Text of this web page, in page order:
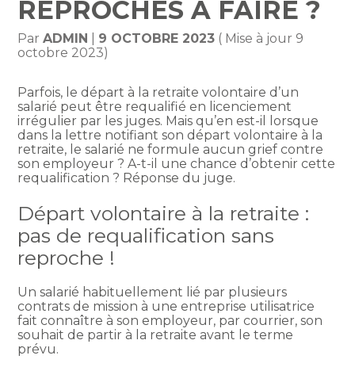
REPROCHES À FAIRE ?
ParADMIN 9 OCTOBRE 2023 ( Mise à jour 9
octobre 2023)
Parfois, le départ à la retraite volontaire d’un
salarié peut être requalifié en licenciement
irrégulier par les juges. Mais qu’en est-il lorsque
dans la lettre notifiant son départ volontaire à la
retraite, le salarié ne formule aucun grief contre
son employeur ? A-t-il une chance d’obtenir cette
requalification ? Réponse du juge.
Départ volontaire à la retraite :
pas de requalification sans
reproche !
Un salarié habituellement lié par plusieurs
contrats de mission à une entreprise utilisatrice
fait connaître à son employeur, par courrier, son
souhait de partir à la retraite avant le terme
prévu.